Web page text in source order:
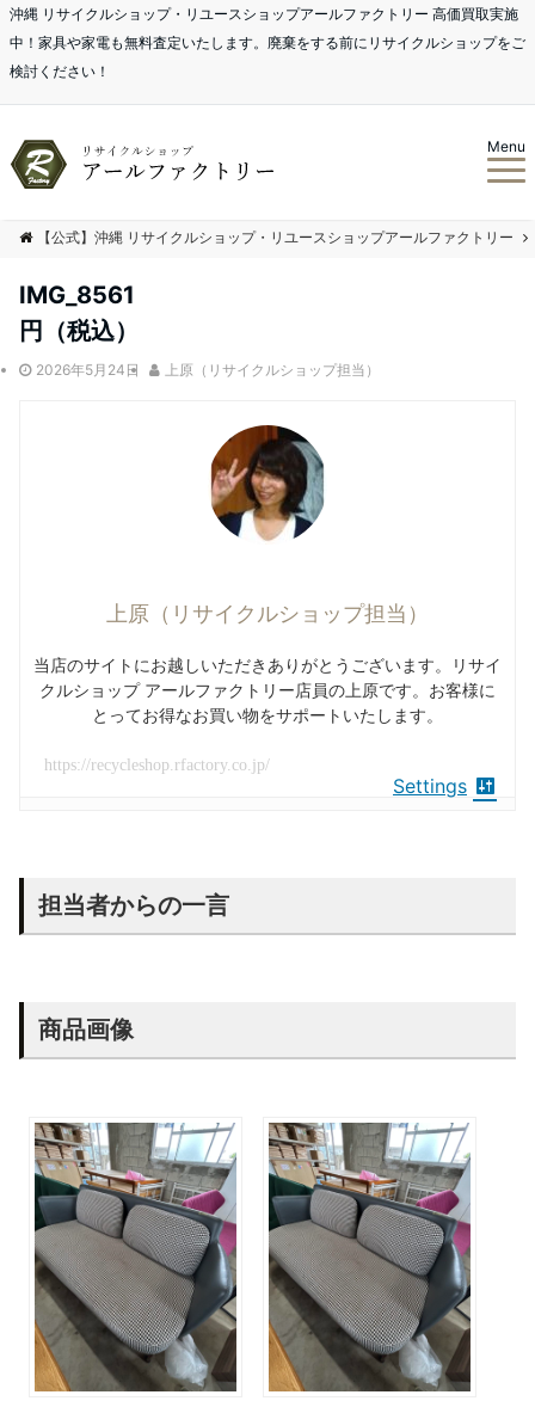
沖縄 リサイクルショップ・リユースショップアールファクトリー 高価買取実施
中！家具や家電も無料査定いたします。廃棄をする前にリサイクルショップをご
検討ください！
Menu
【公式】沖縄 リサイクルショップ・リユースショップアールファクトリー
IMG_8561
円（税込）
2026年5月24日 上原（リサイクルショップ担当）
上原（リサイクルショップ担当）
当店のサイトにお越しいただきありがとうございます。リサイ
クルショップ アールファクトリー店員の上原です。お客様に
とってお得なお買い物をサポートいたします。
https://recycleshop.rfactory.co.jp/
Settings
担当者からの一言
商品画像